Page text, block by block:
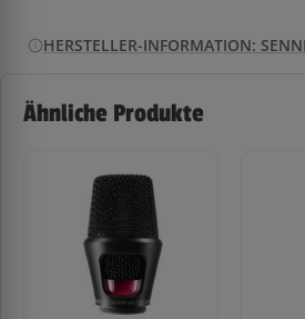
HERSTELLER-INFORMATION:
Ähnliche Produkte